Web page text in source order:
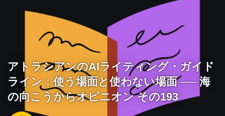
アトラシアンのAIライティング・ガイド
ライン：使う場面と使わない場面 ── 海
の向こうからオピニオン その193